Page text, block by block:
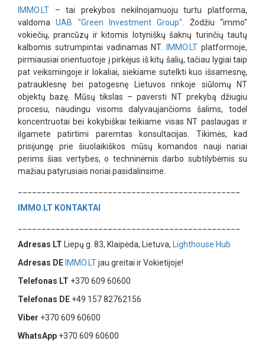
IMMO.LT – tai prekybos nekilnojamuoju turtu platforma,
valdoma
UAB "Green Investment Group" . Žodžiu “immo"
vokiečių, prancūzų ir kitomis lotyniškų šaknų turinčių tautų
kalbomis sutrumpintai vadinamas NT.
IMMO.LT platformoje,
pirmiausiai orientuotoje į pirkėjus iš kitų šalių, tačiau lygiai taip
pat veiksmingoje ir lokaliai, siekiame sutelkti kuo išsamesnę,
patrauklesnę bei patogesnę Lietuvos rinkoje siūlomų NT
objektų bazę. Mūsų tikslas – paversti NT prekybą džiugiu
procesu, naudingu visoms dalyvaujančioms šalims, todėl
koncentruotai bei kokybiškai teikiame visas NT paslaugas ir
ilgamete patirtimi paremtas konsultacijas. Tikimės, kad
prisijungę prie šiuolaikiškos mūsų komandos nauji nariai
perims šias vertybes, o techninėmis darbo subtilybėmis su
mažiau patyrusiais noriai pasidalinsime.
IMMO.LT KONTAKTAI
Adresas LT
Liepų g. 83, Klaipėda, Lietuva,
Lighthouse Hub
Adresas DE IMMO.LTjau greitai ir Vokietijoje!
Telefonas LT +370 609 60600
Telefonas DE +49 157 82762156
Viber +370 609 60600
WhatsApp +370 609 60600